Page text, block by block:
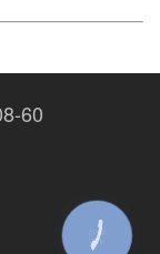
60
КНОПКА
ЗВ'ЯЗКУ